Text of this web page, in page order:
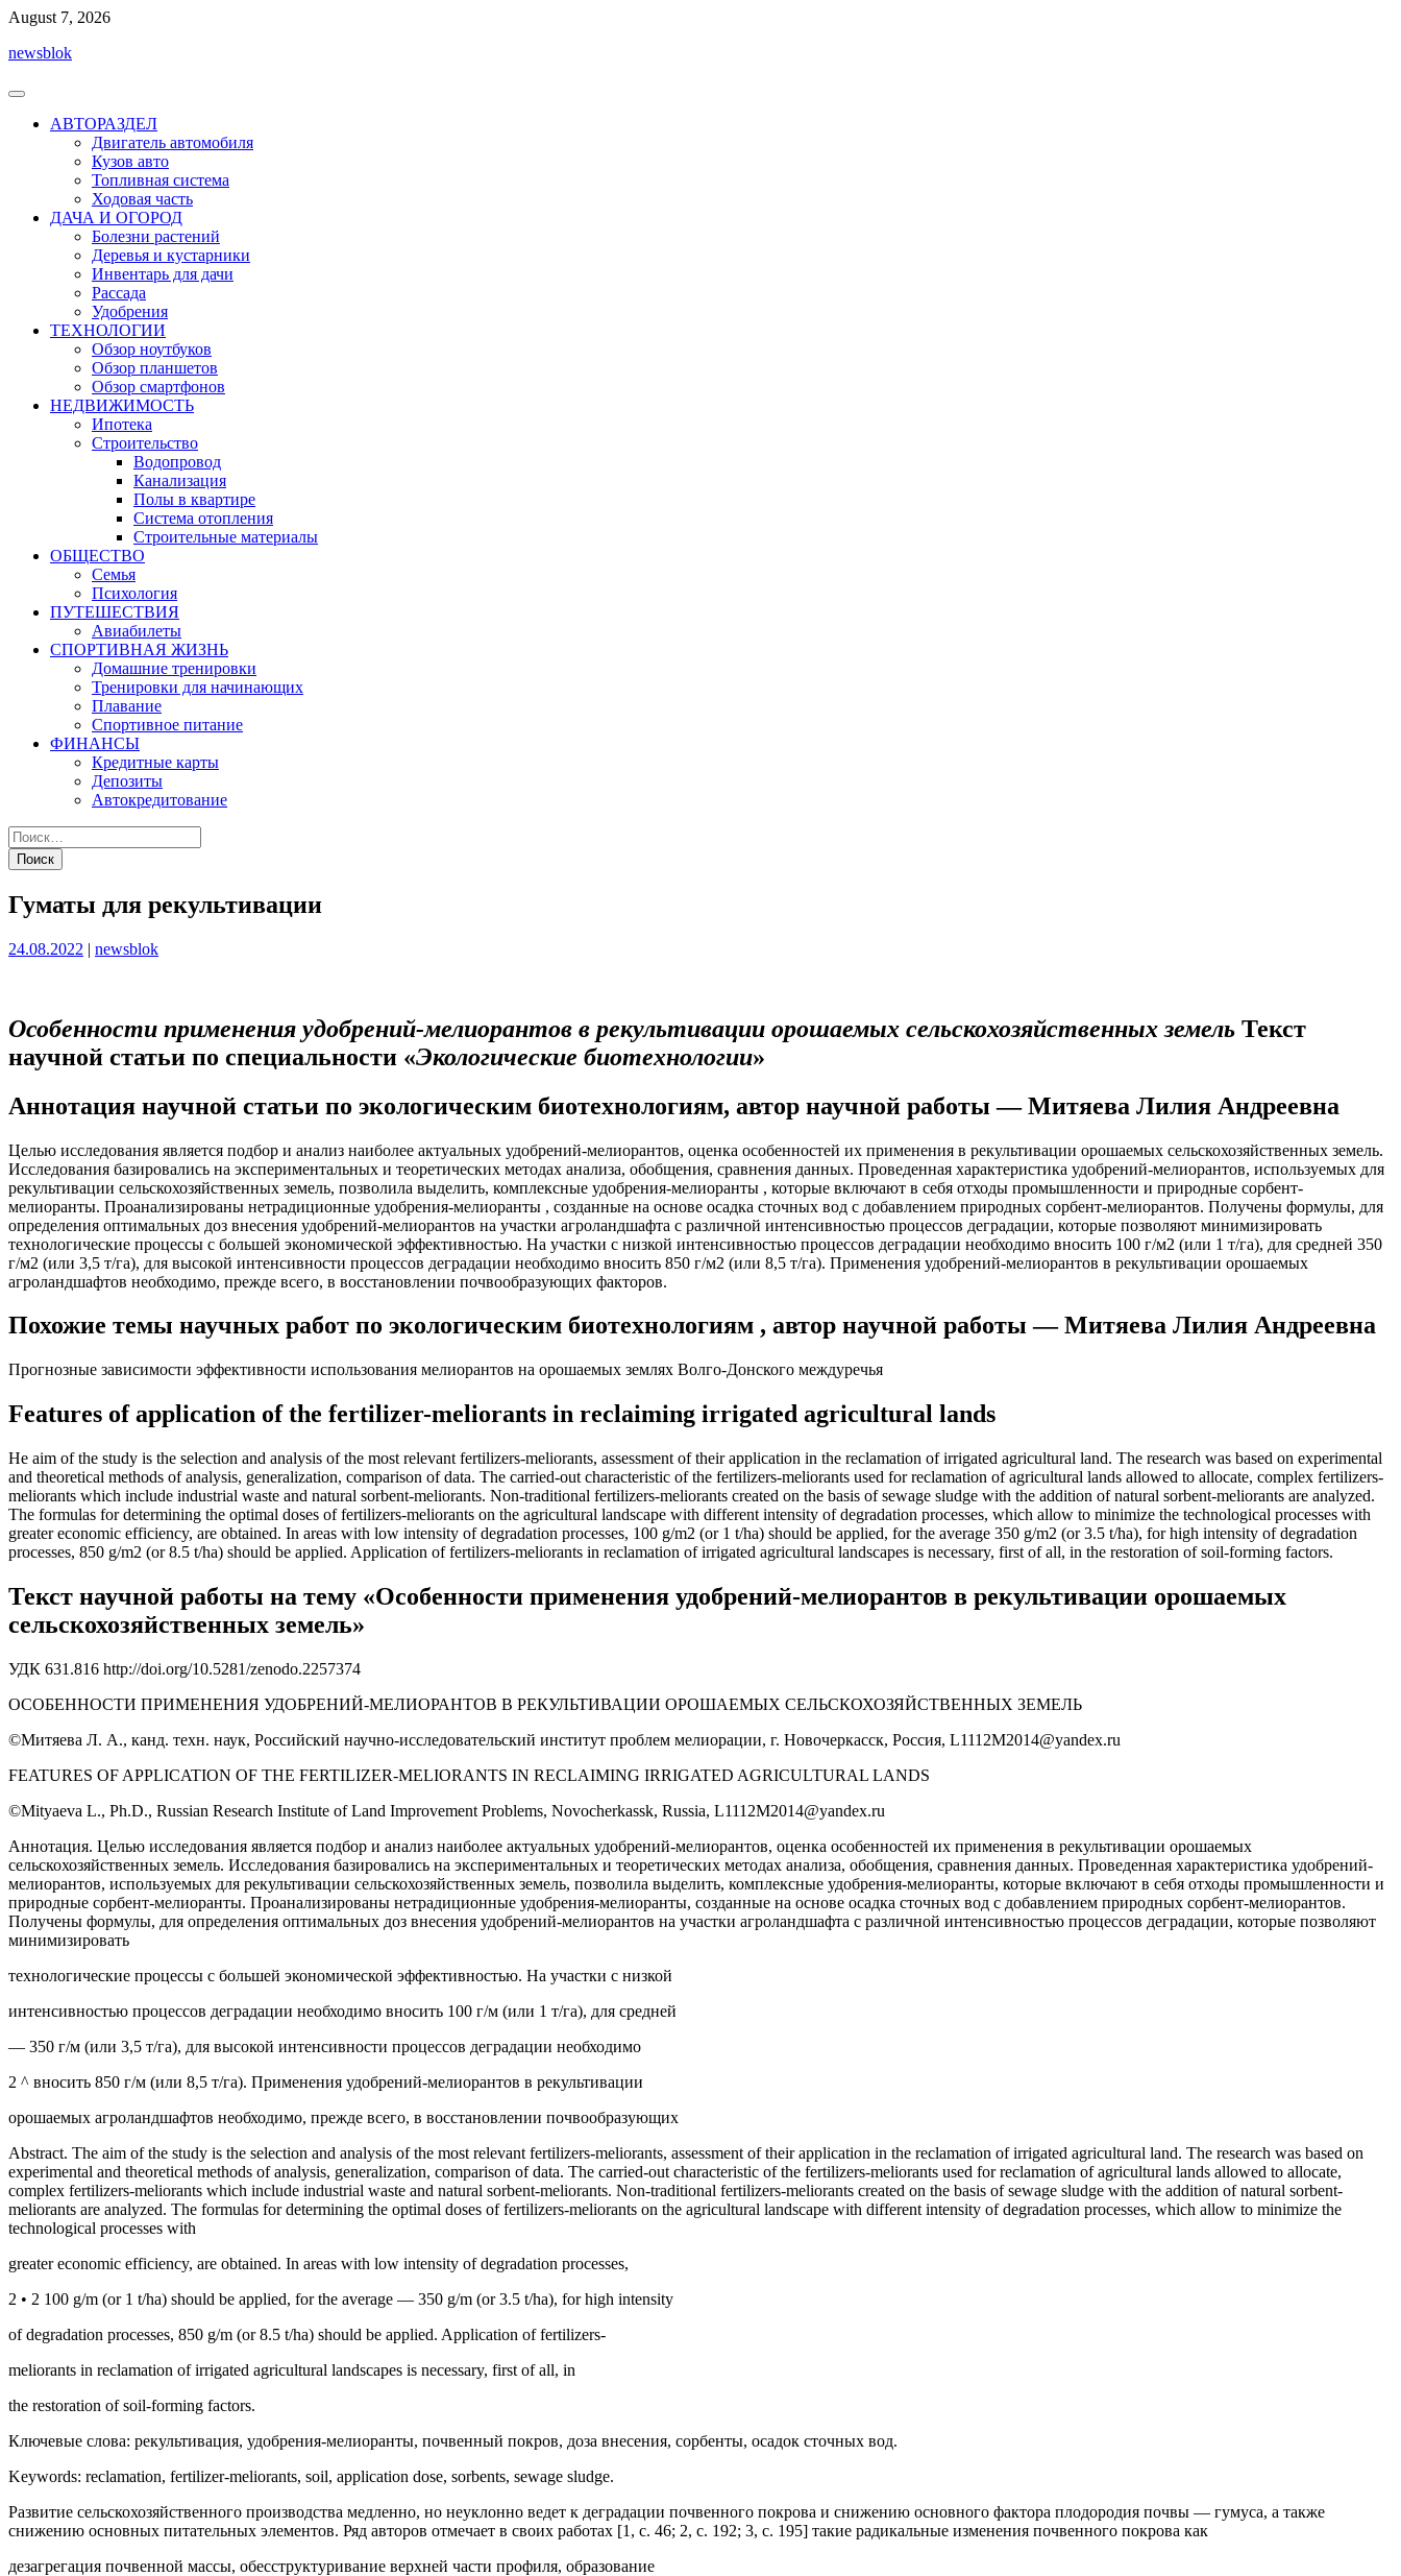
Перейти
содержимому
August 7, 2026
newsblok
АВТОРАЗДЕЛ
Двигатель автомобиля
Кузов авто
Топливная система
Ходовая часть
ДАЧА И ОГОРОД
Болезни растений
Деревья и кустарники
Инвентарь для дачи
Рассада
Удобрения
ТЕХНОЛОГИИ
Обзор ноутбуков
Обзор планшетов
Обзор смартфонов
НЕДВИЖИМОСТЬ
Ипотека
Строительство
Водопровод
Канализация
Полы в квартире
Система отопления
Строительные материалы
ОБЩЕСТВО
Семья
Психология
ПУТЕШЕСТВИЯ
Авиабилеты
СПОРТИВНАЯ ЖИЗНЬ
Домашние тренировки
Тренировки для начинающих
Плавание
Спортивное питание
ФИНАНСЫ
Кредитные карты
Депозиты
Автокредитование
Гуматы для рекультивации
Опубликовано
24.08.2022 | Опубликовано
newsblok
Особенности применения удобрений-мелиорантов в рекультивации орошаемых сельскохозяйственных земель Текст
научной статьи по специальности «Экологические биотехнологии»
Аннотация научной статьи по экологическим биотехнологиям, автор научной работы — Митяева Лилия Андреевна
Целью исследования является подбор и анализ наиболее актуальных удобрений-мелиорантов, оценка особенностей их применения в рекультивации орошаемых сельскохозяйственных земель.
Исследования базировались на экспериментальных и теоретических методах анализа, обобщения, сравнения данных. Проведенная характеристика удобрений-мелиорантов, используемых для
рекультивации сельскохозяйственных земель, позволила выделить, комплексные удобрения-мелиоранты , которые включают в себя отходы промышленности и природные сорбент-
мелиоранты. Проанализированы нетрадиционные удобрения-мелиоранты , созданные на основе осадка сточных вод с добавлением природных сорбент-мелиорантов. Получены формулы, для
определения оптимальных доз внесения удобрений-мелиорантов на участки агроландшафта с различной интенсивностью процессов деградации, которые позволяют минимизировать
технологические процессы с большей экономической эффективностью. На участки с низкой интенсивностью процессов деградации необходимо вносить 100 г/м2 (или 1 т/га), для средней 350
г/м2 (или 3,5 т/га), для высокой интенсивности процессов деградации необходимо вносить 850 г/м2 (или 8,5 т/га). Применения удобрений-мелиорантов в рекультивации орошаемых
агроландшафтов необходимо, прежде всего, в восстановлении почвообразующих факторов.
Похожие темы научных работ по экологическим биотехнологиям , автор научной работы — Митяева Лилия Андреевна
Прогнозные зависимости эффективности использования мелиорантов на орошаемых землях Волго-Донского междуречья
Features of application of the fertilizer-meliorants in reclaiming irrigated agricultural lands
He aim of the study is the selection and analysis of the most relevant fertilizers-meliorants, assessment of their application in the reclamation of irrigated agricultural land. The research was based on experimental
and theoretical methods of analysis, generalization, comparison of data. The carried-out characteristic of the fertilizers-meliorants used for reclamation of agricultural lands allowed to allocate, complex fertilizers-
meliorants which include industrial waste and natural sorbent-meliorants. Non-traditional fertilizers-meliorants created on the basis of sewage sludge with the addition of natural sorbent-meliorants are analyzed.
The formulas for determining the optimal doses of fertilizers-meliorants on the agricultural landscape with different intensity of degradation processes, which allow to minimize the technological processes with
greater economic efficiency, are obtained. In areas with low intensity of degradation processes, 100 g/m2 (or 1 t/ha) should be applied, for the average 350 g/m2 (or 3.5 t/ha), for high intensity of degradation
processes, 850 g/m2 (or 8.5 t/ha) should be applied. Application of fertilizers-meliorants in reclamation of irrigated agricultural landscapes is necessary, first of all, in the restoration of soil-forming factors.
Текст научной работы на тему «Особенности применения удобрений-мелиорантов в рекультивации орошаемых
сельскохозяйственных земель»
УДК 631.816 http://doi.org/10.5281/zenodo.2257374
ОСОБЕННОСТИ ПРИМЕНЕНИЯ УДОБРЕНИЙ-МЕЛИОРАНТОВ В РЕКУЛЬТИВАЦИИ ОРОШАЕМЫХ СЕЛЬСКОХОЗЯЙСТВЕННЫХ ЗЕМЕЛЬ
©Митяева Л. А., канд. техн. наук, Российский научно-исследовательский институт проблем мелиорации, г. Новочеркасск, Россия, L1112M2014@yandex.ru
FEATURES OF APPLICATION OF THE FERTILIZER-MELIORANTS IN RECLAIMING IRRIGATED AGRICULTURAL LANDS
©Mityaeva L., Ph.D., Russian Research Institute of Land Improvement Problems, Novocherkassk, Russia, L1112M2014@yandex.ru
Аннотация. Целью исследования является подбор и анализ наиболее актуальных удобрений-мелиорантов, оценка особенностей их применения в рекультивации орошаемых
сельскохозяйственных земель. Исследования базировались на экспериментальных и теоретических методах анализа, обобщения, сравнения данных. Проведенная характеристика удобрений-
мелиорантов, используемых для рекультивации сельскохозяйственных земель, позволила выделить, комплексные удобрения-мелиоранты, которые включают в себя отходы промышленности и
природные сорбент-мелиоранты. Проанализированы нетрадиционные удобрения-мелиоранты, созданные на основе осадка сточных вод с добавлением природных сорбент-мелиорантов.
Получены формулы, для определения оптимальных доз внесения удобрений-мелиорантов на участки агроландшафта с различной интенсивностью процессов деградации, которые позволяют
минимизировать
технологические процессы с большей экономической эффективностью. На участки с низкой
интенсивностью процессов деградации необходимо вносить 100 г/м (или 1 т/га), для средней
— 350 г/м (или 3,5 т/га), для высокой интенсивности процессов деградации необходимо
2 ^ вносить 850 г/м (или 8,5 т/га). Применения удобрений-мелиорантов в рекультивации
орошаемых агроландшафтов необходимо, прежде всего, в восстановлении почвообразующих
Abstract. The aim of the study is the selection and analysis of the most relevant fertilizers-meliorants, assessment of their application in the reclamation of irrigated agricultural land. The research was based on
experimental and theoretical methods of analysis, generalization, comparison of data. The carried-out characteristic of the fertilizers-meliorants used for reclamation of agricultural lands allowed to allocate,
complex fertilizers-meliorants which include industrial waste and natural sorbent-meliorants. Non-traditional fertilizers-meliorants created on the basis of sewage sludge with the addition of natural sorbent-
meliorants are analyzed. The formulas for determining the optimal doses of fertilizers-meliorants on the agricultural landscape with different intensity of degradation processes, which allow to minimize the
technological processes with
greater economic efficiency, are obtained. In areas with low intensity of degradation processes,
2 • 2 100 g/m (or 1 t/ha) should be applied, for the average — 350 g/m (or 3.5 t/ha), for high intensity
of degradation processes, 850 g/m (or 8.5 t/ha) should be applied. Application of fertilizers-
meliorants in reclamation of irrigated agricultural landscapes is necessary, first of all, in
the restoration of soil-forming factors.
Ключевые слова: рекультивация, удобрения-мелиоранты, почвенный покров, доза внесения, сорбенты, осадок сточных вод.
Keywords: reclamation, fertilizer-meliorants, soil, application dose, sorbents, sewage sludge.
Развитие сельскохозяйственного производства медленно, но неуклонно ведет к деградации почвенного покрова и снижению основного фактора плодородия почвы — гумуса, а также
снижению основных питательных элементов. Ряд авторов отмечает в своих работах [1, с. 46; 2, с. 192; 3, с. 195] такие радикальные изменения почвенного покрова как
дезагрегация почвенной массы, обесструктуривание верхней части профиля, образование